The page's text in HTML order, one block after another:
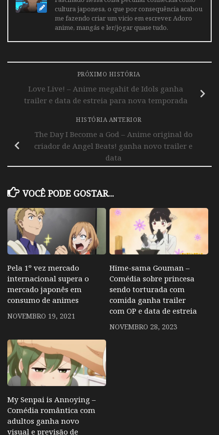
cultura japonesa, o que por consequência acabou
me fazendo criar um vicio em escrever. Adoro
anime, mangás e ler/jogar quase tudo.
PRÓXIMO HISTÓRIA
Love Live! – Anime megahit de Idols ganha
trailer e data de estreia para nova temporada
HISTÓRIA ANTERIOR
The Day I Become a God – Anime original do
criador de Angel Beats! ganha novo trailer e
data
VOCÊ PODE GOSTAR...
Pela 1º vez mercado
internacional supera o
mercado japonês em
consumo de animes
NOVEMBRO 19, 2021
Hime-sama Gouman –
Comédia sobre princesa
sendo torturada com
comida ganha trailer
com OP e data de estreia
NOVEMBRO 28, 2023
My Senpai is Annoying –
Comédia romântica com
adultos ganha novo
visual e previsão de